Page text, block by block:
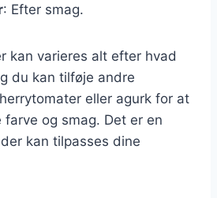
: Efter smag.
kan varieres alt efter hvad
du kan tilføje andre
eller agurk for at
farve og smag. Det er en
kan tilpasses dine